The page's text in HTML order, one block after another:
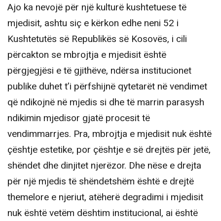
Ajo ka nevojë për një kulturë kushtetuese të
mjedisit, ashtu siç e kërkon edhe neni 52 i
Kushtetutës së Republikës së Kosovës, i cili
përcakton se mbrojtja e mjedisit është
përgjegjësi e të gjithëve, ndërsa institucionet
publike duhet t’i përfshijnë qytetarët në vendimet
që ndikojnë në mjedis si dhe të marrin parasysh
ndikimin mjedisor gjatë procesit të
vendimmarrjes. Pra, mbrojtja e mjedisit nuk është
çështje estetike, por çështje e së drejtës për jetë,
shëndet dhe dinjitet njerëzor. Dhe nëse e drejta
për një mjedis të shëndetshëm është e drejtë
themelore e njeriut, atëherë degradimi i mjedisit
nuk është vetëm dështim institucional, ai është